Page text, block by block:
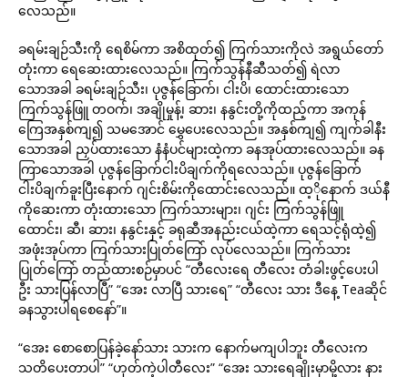
လေသည်။
ခရမ်းချဉ်သီးကို ရေစိမ်ကာ အစိထုတ်၍ ကြက်သားကိုလဲ အရွယ်တော်
တုံးကာ ရေဆေးထားလေသည်။ ကြက်သွန်နီဆီသတ်၍ ရဲလာ
သောအခါ ခရမ်းချဉ်သီး၊ ပုဇွန်ခြောက်၊ ငါးပိ၊ ထောင်းထားသော
ကြက်သွန်ဖြူ တဝက်၊ အချိုမှုန့်၊ ဆား၊ နနွင်းတို့ကိုထည့်ကာ အကုန်
ကြေအနှစ်ကျ၍ သမအောင် မွှေပေးလေသည်။ အနှစ်ကျ၍ ကျက်ခါနီး
သောအခါ ညှပ်ထားသော နံနံပင်များထဲ့ကာ ခနအုပ်ထားလေသည်။ ခန
ကြာသောအခါ ပုဇွန်ခြောက်ငါးပိချက်ကိုရလေသည်။ ပုဇွန်ခြောက်
ငါးပိချက်ခူးပြီးနောက် ဂျင်းစိမ်းကိုထောင်းလေသည်။ ထ့ိုနောက် ဒယ်နီ
ကိုဆေးကာ တုံးထားသော ကြက်သားများ၊ ဂျင်း ကြက်သွန်ဖြူ
ထောင်း၊ ဆီ၊ ဆား၊ နနွင်းနှင့် ခရုဆီအနည်းငယ်ထဲ့ကာ ရေသင့်ရုံထဲ့၍
အဖုံးအုပ်ကာ ကြက်သားပြုတ်ကြော် လုပ်လေသည်။ ကြက်သား
ပြုတ်ကြော် တည်ထားစဉ်မှာပင် “တီလေးရေ တီလေး တံခါးဖွင့်ပေးပါ
ဦး သားပြန်လာပြီ” “အေး လာပြီ သားရေ” “တီလေး သား ဒီနေ့ Teaဆိုင်
ခနသွားပါရစေနော်”။
“အေး စောစောပြန်ခဲ့နော်သား သားက နောက်မကျပါဘူး တီလေးက
သတိပေးတာပါ” “ဟုတ်ကဲ့ပါတီလေး” “အေး သားရေချိုးမှာမို့လား နား